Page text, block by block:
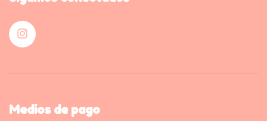
Medios de pago